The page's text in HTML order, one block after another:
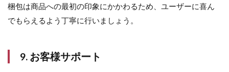
イン
スキ
企画
梱包は商品への最初の印象にかかわるため、ユーザーに喜ん
でもらえるよう丁寧に行いましょう。
9. お客様サポート